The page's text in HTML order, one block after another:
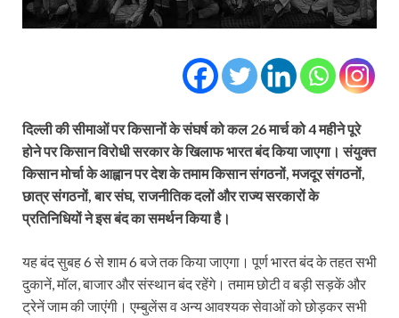
दिल्ली की सीमाओं पर किसानों के संघर्ष को कल 26 मार्च को 4 महीने पूरे
होने पर किसान विरोधी सरकार के खिलाफ भारत बंद किया जाएगा। संयुक्त
किसान मोर्चा के आह्वान पर देश के तमाम किसान संगठनों, मजदूर संगठनों,
छात्र संगठनों, बार संघ, राजनीतिक दलों और राज्य सरकारों के
प्रतिनिधियों ने इस बंद का समर्थन किया है।
यह बंद सुबह 6 से शाम 6 बजे तक किया जाएगा। पूर्ण भारत बंद के तहत सभी
दुकानें, मॉल, बाजार और संस्थान बंद रहेंगे। तमाम छोटी व बड़ी सड़कें और
ट्रेनें जाम की जाएंगी। एम्बुलेंस व अन्य आवश्यक सेवाओं को छोड़कर सभी